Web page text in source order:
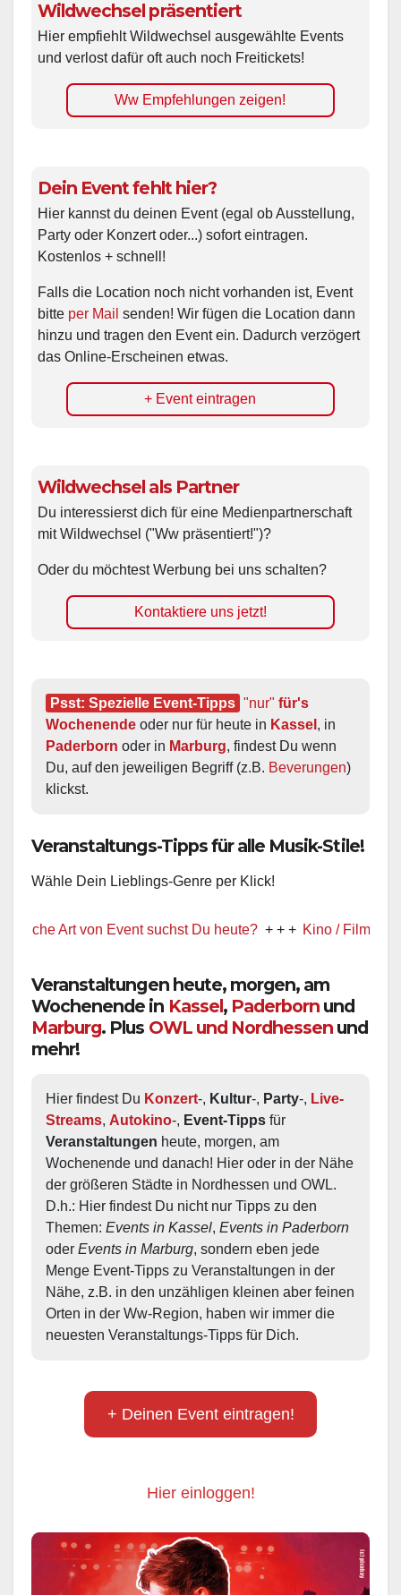
Wildwechsel präsentiert
Hier empfiehlt Wildwechsel ausgewählte Events
und verlost dafür oft auch noch Freitickets!
Ww Empfehlungen zeigen!
Dein Event fehlt hier?
Hier kannst du deinen Event (egal ob Ausstellung,
Party oder Konzert oder...) sofort eintragen.
Kostenlos + schnell!
Falls die Location noch nicht vorhanden ist, Event
bitte per Mail senden! Wir fügen die Location dann
hinzu und tragen den Event ein. Dadurch verzögert
das Online-Erscheinen etwas.
+ Event eintragen
Wildwechsel als Partner
Du interessierst dich für eine Medienpartnerschaft
mit Wildwechsel ("Ww präsentiert!")?
Oder du möchtest Werbung bei uns schalten?
Kontaktiere uns jetzt!
Psst: Spezielle Event-Tipps "nur" für's
Wochenende oder nur für heute in Kassel
Paderborn oder in Marburg, findest Du wenn
Du, auf den jeweiligen Begriff (z.B. Beverungen)
klickst.
Veranstaltungs-Tipps für alle Musik-Stile!
Wähle Dein Lieblings-Genre per Klick!
Art von Event suchst Du heute? + + + Kino / Film + + +
Veranstaltungen heute, morgen, am
Wochenende in Kassel, Paderborn und
Marburg. Plus OWL und Nordhessen und
mehr!
Hier findest Du Konzert-, Kultur-, Party-, Live-
Streams, Autokino-, Event-Tipps
Veranstaltungen heute, morgen, am
Wochenende und danach! Hier oder in der Nähe
der größeren Städte in Nordhessen und OWL.
D.h.: Hier findest Du nicht nur Tipps zu den
Themen: Events in Kassel, Events in Paderborn
oder Events in Marburg, sondern eben jede
Menge Event-Tipps zu Veranstaltungen in der
Nähe, z.B. in den unzähligen kleinen aber feinen
Orten in der Ww-Region, haben wir immer die
neuesten Veranstaltungs-Tipps für Dich.
+ Deinen Event eintragen!
Hier einloggen!